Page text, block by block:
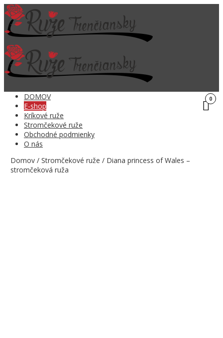
0
DOMOV
E-shop
Kríkové ruže
Stromčekové ruže
Obchodné podmienky
O nás
Domov/ Stromčekové ruže / Diana princess of Wales –
stromčeková ruža